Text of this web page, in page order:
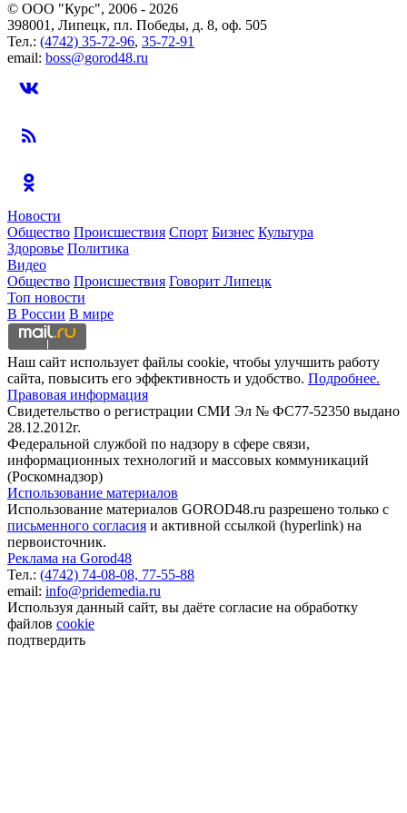
© ООО "Курс", 2006 - 2026
398001, Липецк, пл. Победы, д. 8, оф. 505
Тел.: (4742) 35-72-96, 35-72-91
email: boss@gorod48.ru
Новости
Общество Происшествия Спорт Бизнес Культура
Здоровье Политика
Видео
Общество Происшествия Говорит Липецк
Топ новости
В России В мире
Наш сайт использует файлы cookie, чтобы улучшить работу
сайта, повысить его эффективность и удобство. Подробнее.
Правовая информация
Свидетельство о регистрации СМИ Эл № ФС77-52350 выдано
28.12.2012г.
Федеральной службой по надзору в сфере связи,
информационных технологий и массовых коммуникаций
(Роскомнадзор)
Использование материалов
Использование материалов GOROD48.ru разрешено только с
письменного согласия и активной ссылкой (hyperlink) на
первоисточник.
Реклама на Gorod48
Тел.: (4742) 74-08-08, 77-55-88
email: info@pridemedia.ru
Используя данный сайт, вы даёте согласие на обработку
файлов cookie
подтвердить